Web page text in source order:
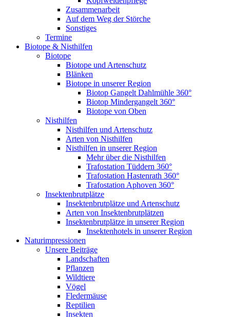
Zusammenarbeit
Auf dem Weg der Störche
Sonstiges
Termine
Biotope & Nisthilfen
Biotope
Biotope und Artenschutz
Blänken
Biotope in unserer Region
Biotop Gangelt Dahlmühle 360°
Biotop Mindergangelt 360°
Biotope von Oben
Nisthilfen
Nisthilfen und Artenschutz
Arten von Nisthilfen
Nisthilfen in unserer Region
Mehr über die Nisthilfen
Trafostation Tüddern 360°
Trafostation Hastenrath 360°
Trafostation Aphoven 360°
Insektenbrutplätze
Insektenbrutplätze und Artenschutz
Arten von Insektenbrutplätzen
Insektenbrutplätze in unserer Region
Insektenhotels in unserer Region
Naturimpressionen
Unsere Beiträge
Landschaften
Pflanzen
Wildtiere
Vögel
Fledermäuse
Reptilien
Insekten